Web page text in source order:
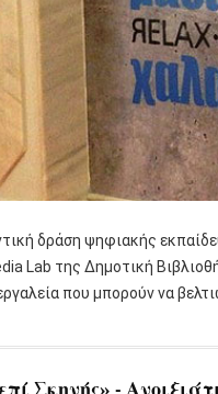
δράση ψηφιακής
Lab της Δημοτική
που μπορούν να